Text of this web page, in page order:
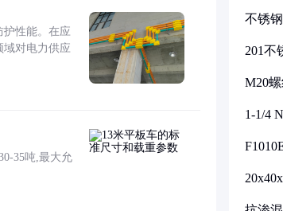
护性能。在应
域对电力供应
35吨,最大允
不锈
201不
M20
1-1/4